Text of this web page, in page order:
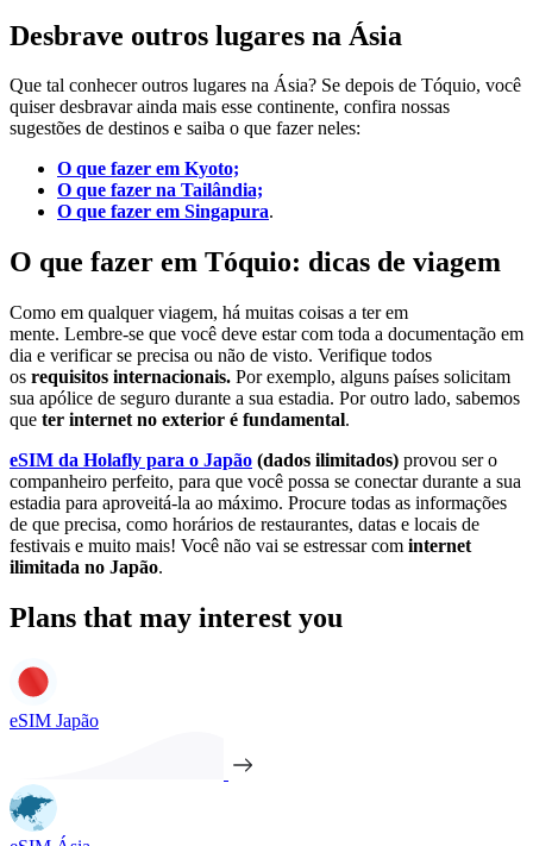
Desbrave outros lugares na Ásia
Que tal conhecer outros lugares na Ásia? Se depois de Tóquio, você
quiser desbravar ainda mais esse continente, confira nossas
sugestões de destinos e saiba o que fazer neles:
O que fazer em Kyoto;
O que fazer na Tailândia;
O que fazer em Singapura.
O que fazer em Tóquio: dicas de viagem
Como em qualquer viagem, há muitas coisas a ter em
mente. Lembre-se que você deve estar com toda a documentação em
dia e verificar se precisa ou não de visto. Verifique todos
os requisitos internacionais. Por exemplo, alguns países solicitam
sua apólice de seguro durante a sua estadia. Por outro lado, sabemos
que ter internet no exterior é fundamental.
eSIM da Holafly para o Japão (dados ilimitados) provou ser o
companheiro perfeito, para que você possa se conectar durante a sua
estadia para aproveitá-la ao máximo. Procure todas as informações
de que precisa, como horários de restaurantes, datas e locais de
festivais e muito mais! Você não vai se estressar com internet
ilimitada no Japão.
Plans that may interest you
eSIM Japão